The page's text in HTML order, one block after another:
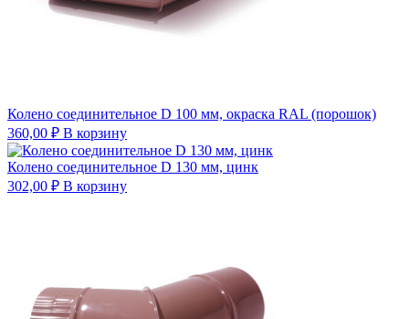
Колено соединительное D 100 мм, окраска RAL (порошок)
360,00 ₽ В корзину
Колено соединительное D 130 мм, цинк
302,00 ₽ В корзину